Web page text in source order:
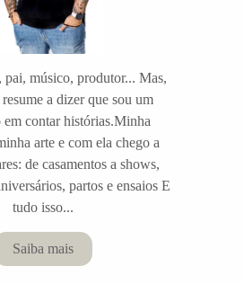
pai, músico, produtor... Mas,
a dizer que sou um
em contar histórias.Minha
arte e com ela chego a
de casamentos a shows,
partos e ensaios E
tudo isso...
Saiba mais